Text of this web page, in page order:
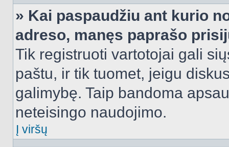
» Kai paspaudžiu ant kurio
adreso, manęs paprašo
Tik registruoti vartotojai gali
paštu, ir tik tuomet, jeigu
galimybę. Taip bandoma
neteisingo naudojimo.
Į viršų